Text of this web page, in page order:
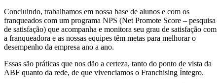
Concluindo, trabalhamos em nossa base de alunos e com os
franqueados com um programa NPS (Net Promote Score – pesquisa
de satisfação) que acompanha e monitora seu grau de satisfação com
a franqueadora e as nossas equipes têm metas para melhorar o
desempenho da empresa ano a ano.
Essas são práticas que nos dão a certeza, tanto do ponto de vista da
ABF quanto da rede, de que vivenciamos o Franchising Íntegro.